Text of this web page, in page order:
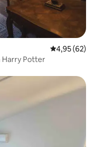
4,95 av 5 i
4,95 (62)
Harry Potter